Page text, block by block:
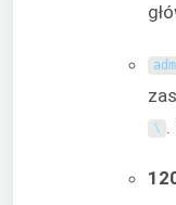
\ .